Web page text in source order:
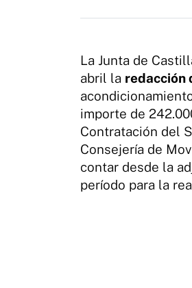
La Junta de
abril la redacción
importe de
Contratación del
Consejería de
contar desde la
período para la